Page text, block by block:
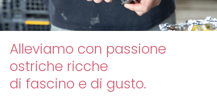
Alleviamo con passione
ostriche ricche
di fascino e di gusto.